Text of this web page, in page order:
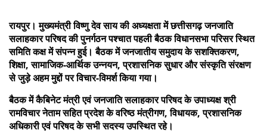
रायपुर। मुख्यमंत्री विष्णु देव साय की अध्यक्षता में छत्तीसगढ़ जनजाति
सलाहकार परिषद की पुनर्गठन पश्चात पहली बैठक विधानसभा परिसर स्थित
समिति कक्ष में संपन्न हुई। बैठक में जनजातीय समुदाय के सशक्तिकरण,
शिक्षा, सामाजिक-आर्थिक उन्नयन, प्रशासनिक सुधार और संस्कृति संरक्षण
से जुड़े अहम मुद्दों पर विचार-विमर्श किया गया।
बैठक में कैबिनेट मंत्री एवं जनजाति सलाहकार परिषद के उपाध्यक्ष श्री
रामविचार नेताम सहित प्रदेश के वरिष्ठ मंत्रीगण, विधायक, प्रशासनिक
अधिकारी एवं परिषद के सभी सदस्य उपस्थित रहे।